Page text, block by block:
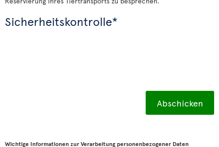
Sicherheitskontrolle*
Wichtige Informationen zur Verarbeitung personenbezogener Daten